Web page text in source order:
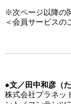
※次ページ以降の
＜会員サービスの
●文／田中和彦（
株式会社プラネッ